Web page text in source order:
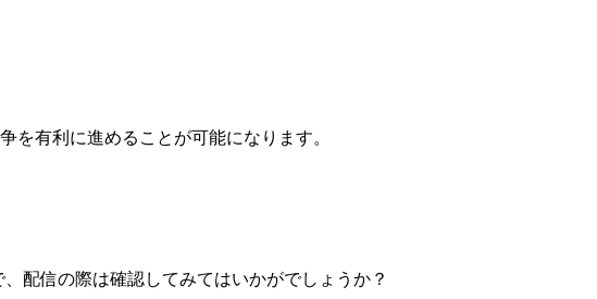
を有利に進めることが可能になります。
配信の際は確認してみてはいかがでしょうか？